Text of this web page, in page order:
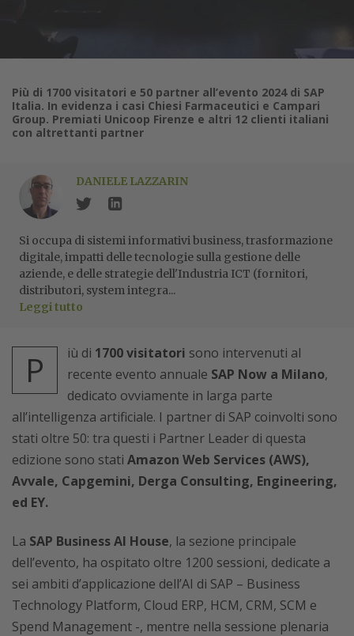
Più di 1700 visitatori e 50 partner all’evento 2024 di SAP
Italia. In evidenza i casi Chiesi Farmaceutici e Campari
Group. Premiati Unicoop Firenze e altri 12 clienti italiani
con altrettanti partner
DANIELE LAZZARIN
Si occupa di sistemi informativi business, trasformazione
digitale, impatti delle tecnologie sulla gestione delle
aziende, e delle strategie dell'Industria ICT (fornitori,
distributori, system integra...
Leggi tutto
P iù di 1700 visitatori sono intervenuti al
recente evento annuale SAP Now a Milano,
dedicato ovviamente in larga parte
all’intelligenza artificiale. I partner di SAP coinvolti sono
stati oltre 50: tra questi i Partner Leader di questa
edizione sono stati Amazon Web Services (AWS),
Avvale, Capgemini, Derga Consulting, Engineering,
ed EY.
La SAP Business AI House, la sezione principale
dell’evento, ha ospitato oltre 1200 sessioni, dedicate a
sei ambiti d’applicazione dell’AI di SAP – Business
Technology Platform, Cloud ERP, HCM, CRM, SCM e
Spend Management -, mentre nella sessione plenaria